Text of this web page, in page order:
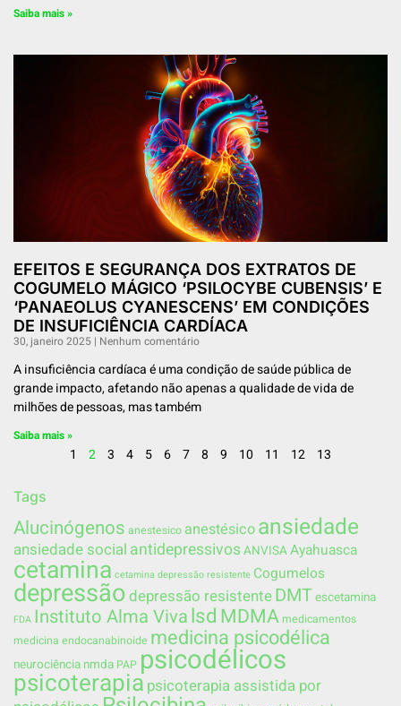
Saiba mais »
EFEITOS E SEGURANÇA DOS EXTRATOS DE
COGUMELO MÁGICO ‘PSILOCYBE CUBENSIS’ E
‘PANAEOLUS CYANESCENS’ EM CONDIÇÕES
DE INSUFICIÊNCIA CARDÍACA
30, janeiro 2025 Nenhum comentário
A insuficiência cardíaca é uma condição de saúde pública de
grande impacto, afetando não apenas a qualidade de vida de
milhões de pessoas, mas também
Saiba mais »
1 2 3 4 5 6 7 8 9 10 11 12 13
Tags
Alucinógenos anestesico anestésicoansiedade
ansiedade social antidepressivos ANVISAAyahuasca
cetamina cetamina depressão resistente Cogumelos
depressãodepressão resistenteDMTescetamina
FDA Instituto Alma VivalsdMDMA medicamentos
medicina endocanabinoide medicina psicodélica
neurociência nmda PAP psicodélicos
psicoterapiapsicoterapia assistida por